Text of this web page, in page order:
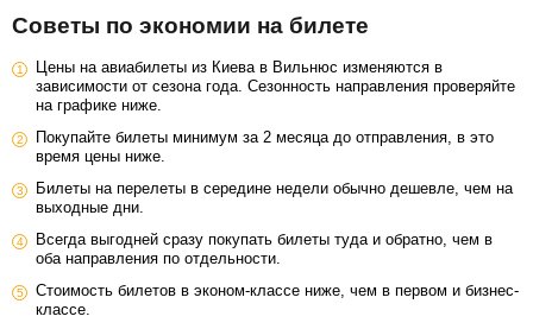
Советы по экономии на билете
Цены на авиабилеты из Киева в Вильнюс изменяются в
зависимости от сезона года. Сезонность направления проверяйте
на графике ниже.
Покупайте билеты минимум за 2 месяца до отправления, в это
время цены ниже.
Билеты на перелеты в середине недели обычно дешевле, чем на
выходные дни.
Всегда выгодней сразу покупать билеты туда и обратно, чем в
оба направления по отдельности.
Стоимость билетов в эконом-классе ниже, чем в первом и бизнес-
классе.